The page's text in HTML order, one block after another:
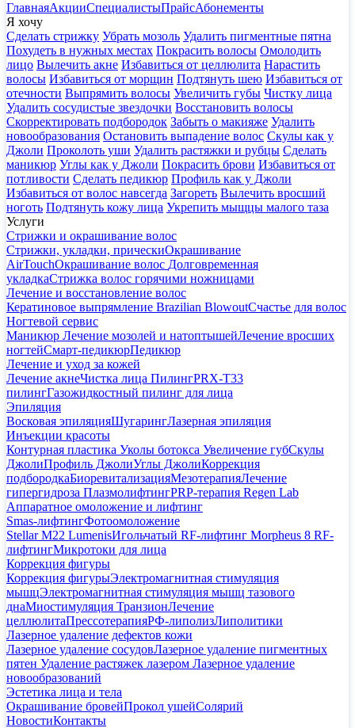
ГлавнаяАкцииСпециалистыПрайсАбонементы
Я хочу
Сделать стрижку Убрать мозоль Удалить пигментные пятна
Похудеть в нужных местах Покрасить волосы Омолодить
лицо Вылечить акне Избавиться от целлюлита Нарастить
волосы Избавиться от морщин Подтянуть шею Избавиться от
отечности Выпрямить волосы Увеличить губы Чистку лица
Удалить сосудистые звездочки Восстановить волосы
Скорректировать подбородок Забыть о макияже Удалить
новообразования Остановить выпадение волос Скулы как у
Джоли Проколоть уши Удалить растяжки и рубцы Сделать
маникюр Углы как у Джоли Покрасить брови Избавиться от
потливости Сделать педикюр Профиль как у Джоли
Избавиться от волос навсегда Загореть Вылечить вросший
ноготь Подтянуть кожу лица Укрепить мыщцы малого таза
Услуги
Стрижки и окрашивание волос
Стрижки, укладки, прическиОкрашивание
AirTouchОкрашивание волос Долговременная
укладкаСтрижка волос горячими ножницами
Лечение и восстановление волос
Кератиновое выпрямление Brazilian BlowoutСчастье для волос
Ногтевой сервис
Маникюр Лечение мозолей и натоптышейЛечение вросших
ногтейСмарт-педикюрПедикюр
Лечение и уход за кожей
Лечение акнеЧистка лица ПилингPRX-T33
пилингГазожидкостный пилинг для лица
Эпиляция
Восковая эпиляцияШугарингЛазерная эпиляция
Инъекции красоты
Контурная пластика Уколы ботокса Увеличение губСкулы
ДжолиПрофиль ДжолиУглы ДжолиКоррекция
подбородкаБиоревитализацияМезотерапияЛечение
гипергидроза ПлазмолифтингPRP-терапия Regen Lab
Аппаратное омоложение и лифтинг
Smas-лифтингФотоомоложение
Stellar M22 LumenisИгольчатый RF-лифтинг Morpheus 8 RF-
лифтингМикротоки для лица
Коррекция фигуры
Коррекция фигурыЭлектромагнитная стимуляция
мышцЭлектромагнитная стимуляция мышц тазового
днаМиостимуляция ТранзионЛечение
целлюлитаПрессотерапияРФ-липолизЛиполитики
Лазерное удаление дефектов кожи
Лазерное удаление сосудовЛазерное удаление пигментных
пятен Удаление растяжек лазером Лазерное удаление
новообразований
Эстетика лица и тела
Окрашивание бровейПрокол ушейСолярий
НовостиКонтакты